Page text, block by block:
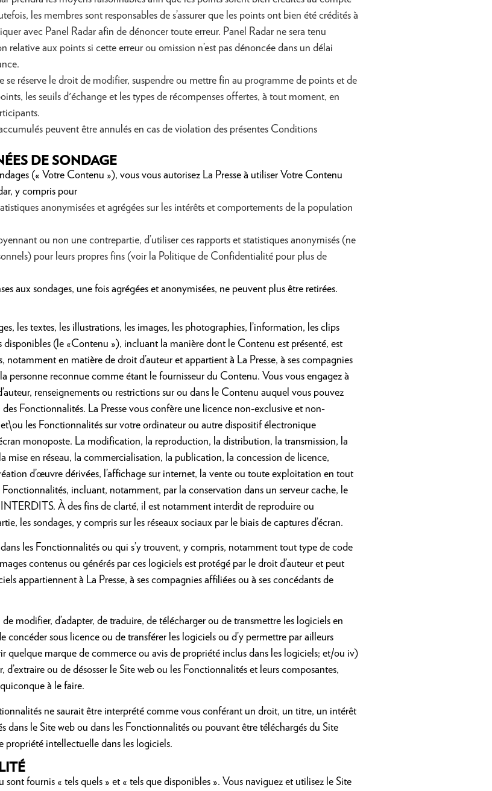
les membres sont responsables de s’assurer que les points ont bien été crédités à
avec Panel Radar afin de dénoncer toute erreur. Panel Radar ne sera tenu
relative aux points si cette erreur ou omission n’est pas dénoncée dans un délai
se réserve le droit de modifier, suspendre ou mettre fin au programme de points et de
les seuils d'échange et les types de récompenses offertes, à tout moment, en
peuvent être annulés en cas de violation des présentes Conditions
DE SONDAGE
(« Votre Contenu »), vous vous autorisez La Presse à utiliser Votre Contenu
y compris pour
anonymisées et agrégées sur les intérêts et comportements de la population
ou non une contrepartie, d’utiliser ces rapports et statistiques anonymisés (ne
pour leurs propres fins (voir la Politique de Confidentialité pour plus de
aux sondages, une fois agrégées et anonymisées, ne peuvent plus être retirées.
les textes, les illustrations, les images, les photographies, l’information, les clips
disponibles (le «Contenu »), incluant la manière dont le Contenu est présenté, est
notamment en matière de droit d’auteur et appartient à La Presse, à ses compagnies
personne reconnue comme étant le fournisseur du Contenu. Vous vous engagez à
renseignements ou restrictions sur ou dans le Contenu auquel vous pouvez
Fonctionnalités. La Presse vous confère une licence non-exclusive et non-
et\ou les Fonctionnalités sur votre ordinateur ou autre dispositif électronique
monoposte. La modification, la reproduction, la distribution, la transmission, la
mise en réseau, la commercialisation, la publication, la concession de licence,
d’œuvre dérivées, l’affichage sur internet, la vente ou toute exploitation en tout
incluant, notamment, par la conservation dans un serveur cache, le
À des fins de clarté, il est notamment interdit de reproduire ou
les sondages, y compris sur les réseaux sociaux par le biais de captures d’écran.
dans les Fonctionnalités ou qui s’y trouvent, y compris, notamment tout type de code
contenus ou générés par ces logiciels est protégé par le droit d’auteur et peut
appartiennent à La Presse, à ses compagnies affiliées ou à ses concédants de
de modifier, d’adapter, de traduire, de télécharger ou de transmettre les logiciels en
sous licence ou de transférer les logiciels ou d’y permettre par ailleurs
quelque marque de commerce ou avis de propriété inclus dans les logiciels; et/ou iv)
ou de désosser le Site web ou les Fonctionnalités et leurs composantes,
à le faire.
ne saurait être interprété comme vous conférant un droit, un titre, un intérêt
dans le Site web ou dans les Fonctionnalités ou pouvant être téléchargés du Site
intellectuelle dans les logiciels.
fournis « tels quels » et « tels que disponibles ». Vous naviguez et utilisez le Site